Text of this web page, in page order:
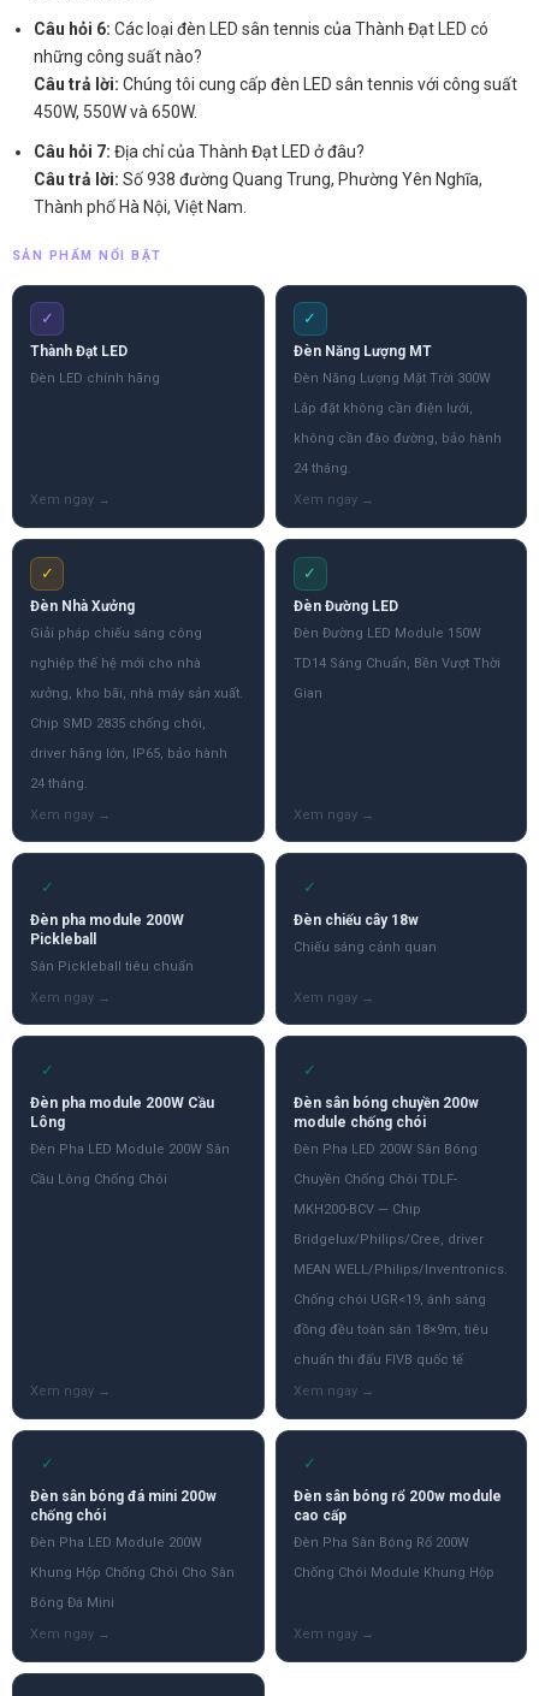
Câu hỏi 6: Các loại đèn LED sân tennis của Thành Đạt LED có
những công suất nào?
Câu trả lời: Chúng tôi cung cấp đèn LED sân tennis với công suất
450W, 550W và 650W.
Câu hỏi 7: Địa chỉ của Thành Đạt LED ở đâu?
Câu trả lời: Số 938 đường Quang Trung, Phường Yên Nghĩa,
Thành phố Hà Nội, Việt Nam.
SẢN PHẨM NỔI BẬT
✓
Thành Đạt LED
Đèn LED chính hãng
✓
Đèn Năng Lượng MT
Đèn Năng Lượng Mặt Trời 300W
Lắp đặt không cần điện lưới,
không cần đào đường, bảo hành
24 tháng.
✓
Đèn Nhà Xưởng
Giải pháp chiếu sáng công
nghiệp thế hệ mới cho nhà
xưởng, kho bãi, nhà máy sản xuất.
Chip SMD 2835 chống chói,
driver hãng lớn, IP65, bảo hành
24 tháng.
✓
Đèn Đường LED
Đèn Đường LED Module 150W
TD14 Sáng Chuẩn, Bền Vượt Thời
Gian
✓
Đèn pha module 200W
Pickleball
Sân Pickleball tiêu chuẩn
✓
Đèn chiếu cây 18w
Chiếu sáng cảnh quan
✓
Đèn pha module 200W Cầu
Lông
Đèn Pha LED Module 200W Sân
Cầu Lông Chống Chói
✓
Đèn sân bóng chuyền 200w
module chống chói
Đèn Pha LED 200W Sân Bóng
Chuyền Chống Chói TDLF-
MKH200-BCV — Chip
Bridgelux/Philips/Cree, driver
MEAN WELL/Philips/Inventronics.
Chống chói UGR<19, ánh sáng
đồng đều toàn sân 18×9m, tiêu
chuẩn thi đấu FIVB quốc tế
✓
Đèn sân bóng đá mini 200w
chống chói
Đèn Pha LED Module 200W
Khung Hộp Chống Chói Cho Sân
Bóng Đá Mini
✓
Đèn sân bóng rổ 200w module
cao cấp
Đèn Pha Sân Bóng Rổ 200W
Chống Chói Module Khung Hộp